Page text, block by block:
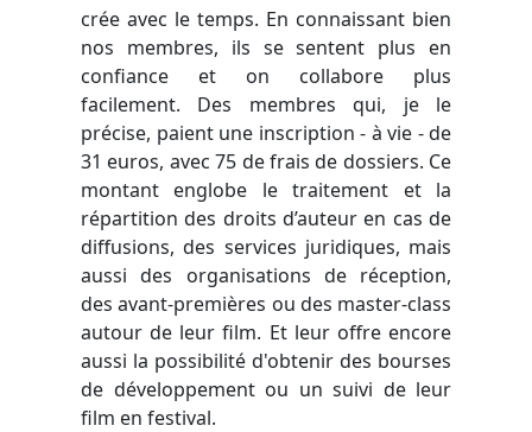
crée avec le temps. En connaissant bien
nos membres, ils se sentent plus en
confiance et on collabore plus
facilement. Des membres qui, je le
précise, paient une inscription - à vie - de
31 euros, avec 75 de frais de dossiers. Ce
montant englobe le traitement et la
répartition des droits d’auteur en cas de
diffusions,des services juridiques, mais
aussi des organisations de réception,
des avant-premières ou des master-class
autour de leur film. Et leur offre encore
aussi la possibilité d'obtenir des bourses
de développement ou un suivi de leur
film en festival.